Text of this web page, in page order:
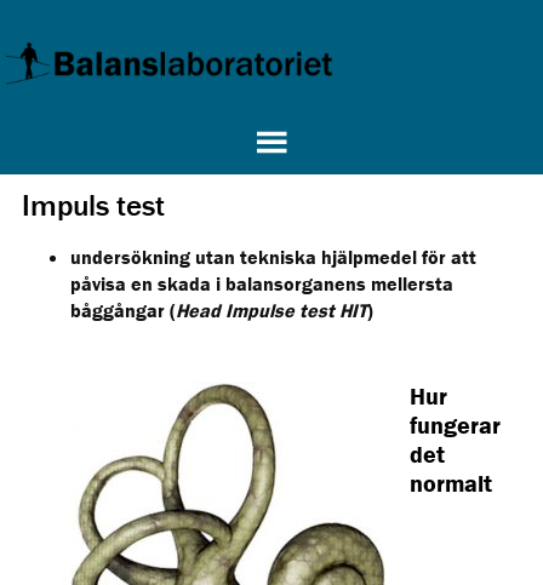
Impuls test
undersökning utan tekniska hjälpmedel för att
påvisa en skada i balansorganens mellersta
båggångar (Head Impulse test HIT)
Hur
fungerar
det
normalt